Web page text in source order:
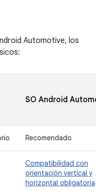
Automotive, los
SO Android
Recomendado
Compatibilidad con
orientación vertical y
horizontal obligatoria